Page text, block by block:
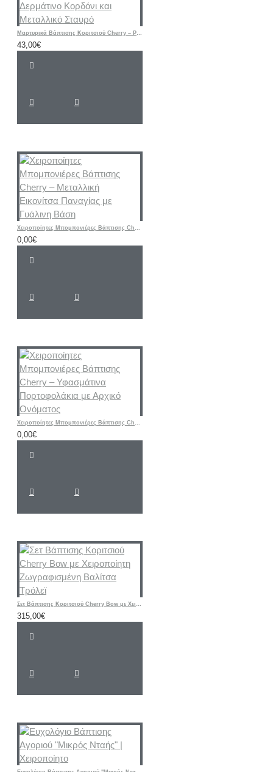
Μαρτυρικά Βάπτισης Κοριτσιού Cherry – Ροζ & Μπεζ Βραχιόλια με Δερμάτινο Κορδόνι και Μεταλλικό Σταυρό
43,00€
Χειροποίητες Μπομπονιέρες Βάπτισης Cherry – Μεταλλική Εικονίτσα Παναγίας με Γυάλινη Βάση
0,00€
Χειροποίητες Μπομπονιέρες Βάπτισης Cherry – Υφασμάτινα Πορτοφολάκια με Αρχικό Ονόματος
0,00€
Σετ Βάπτισης Κοριτσιού Cherry Bow με Χειροποίητη Ζωγραφισμένη Βαλίτσα Τρόλεϊ
315,00€